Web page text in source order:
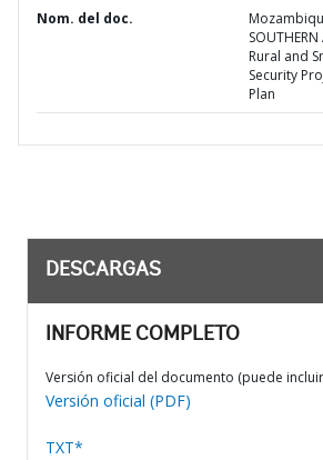
Nom. del doc.
Rural and
Security
Plan
DESCARGAS
INFORME COMPLETO
Versión oficial del documento (puede
Versión oficial (PDF)
TXT*